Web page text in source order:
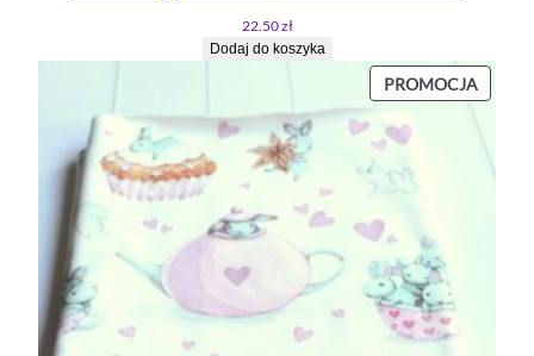
22.50zł
Dodaj do koszyka
PROMOCJA
W